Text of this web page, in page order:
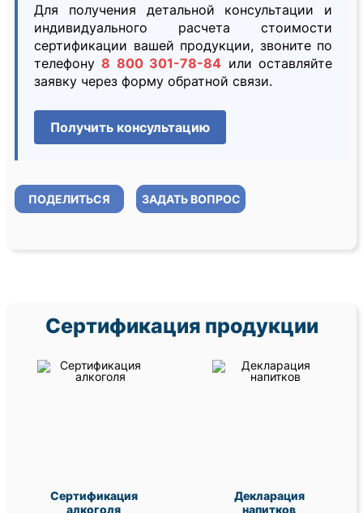
Для получения детальной консультации и
индивидуального расчета стоимости
сертификации вашей продукции, звоните по
телефону8 800 301-78-84 или оставляйте
заявку через форму обратной связи.
Получить консультацию
ПОДЕЛИТЬСЯ ЗАДАТЬ ВОПРОС
Сертификация продукции
Сертификация
алкоголя
Декларация
напитков